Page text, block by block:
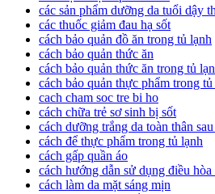
các sản phẩm dưỡng da tuổi dậy
các thuốc giảm đau hạ sốt
cách bảo quản đồ ăn trong tủ lạnh
cách bảo quản thức ăn
cách bảo quản thức ăn trong tủ
cách bảo quản thực phẩm trong tủ
cach cham soc tre bi ho
cách chữa trẻ sơ sinh bị sốt
cách dưỡng trắng da toàn thân
cách để thực phẩm trong tủ lạnh
cách gấp quần áo
cách hướng dẫn sử dụng điều hòa
cách làm da mặt sáng mịn